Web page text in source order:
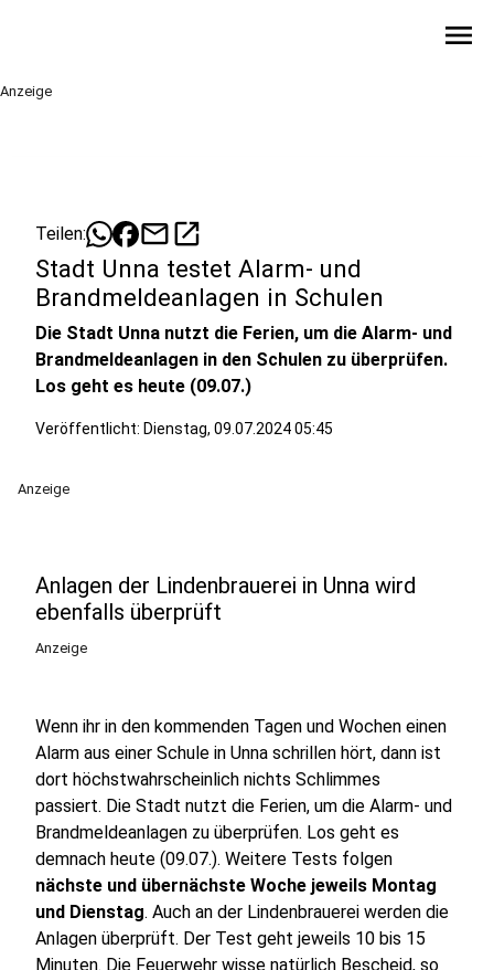
menu
Anzeige
Teilen: mailopen_in_new
Stadt Unna testet Alarm- und
Brandmeldeanlagen in Schulen
Die Stadt Unna nutzt die Ferien, um die Alarm- und
Brandmeldeanlagen in den Schulen zu überprüfen.
Los geht es heute (09.07.)
Veröffentlicht: Dienstag, 09.07.2024 05:45
Anzeige
Anlagen der Lindenbrauerei in Unna wird
ebenfalls überprüft
Anzeige
Wenn ihr in den kommenden Tagen und Wochen einen
Alarm aus einer Schule in Unna schrillen hört, dann ist
dort höchstwahrscheinlich nichts Schlimmes
passiert. Die Stadt nutzt die Ferien, um die Alarm- und
Brandmeldeanlagen zu überprüfen. Los geht es
demnach heute (09.07.). Weitere Tests folgen
nächste und übernächste Woche jeweils Montag
und Dienstag. Auch an der Lindenbrauerei werden die
Anlagen überprüft. Der Test geht jeweils 10 bis 15
Minuten. Die Feuerwehr wisse natürlich Bescheid, so